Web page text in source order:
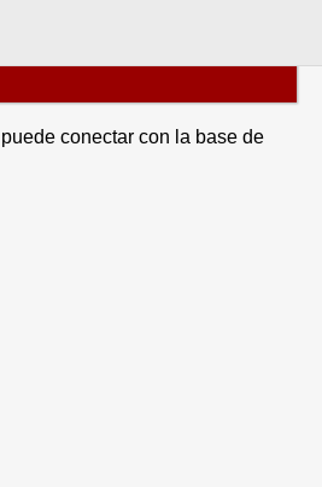
conectar con la base de